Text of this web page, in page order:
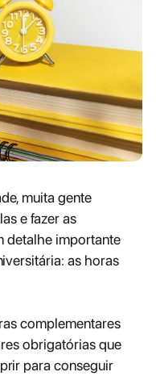
muita gente
e fazer as
detalhe importante
as horas
complementares
obrigatórias que
para conseguir